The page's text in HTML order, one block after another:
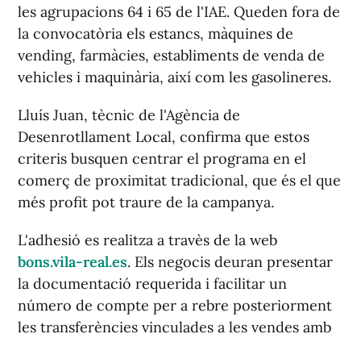
les agrupacions 64 i 65 de l'IAE. Queden fora de
la convocatòria els estancs, màquines de
vending, farmàcies, establiments de venda de
vehicles i maquinària, així com les gasolineres.
Lluís Juan, tècnic de l'Agència de
Desenrotllament Local, confirma que estos
criteris busquen centrar el programa en el
comerç de proximitat tradicional, que és el que
més profit pot traure de la campanya.
L'adhesió es realitza a travès de la web
bons.vila-real.es. Els negocis deuran presentar
la documentació requerida i facilitar un
número de compte per a rebre posteriorment
les transferències vinculades a les vendes amb